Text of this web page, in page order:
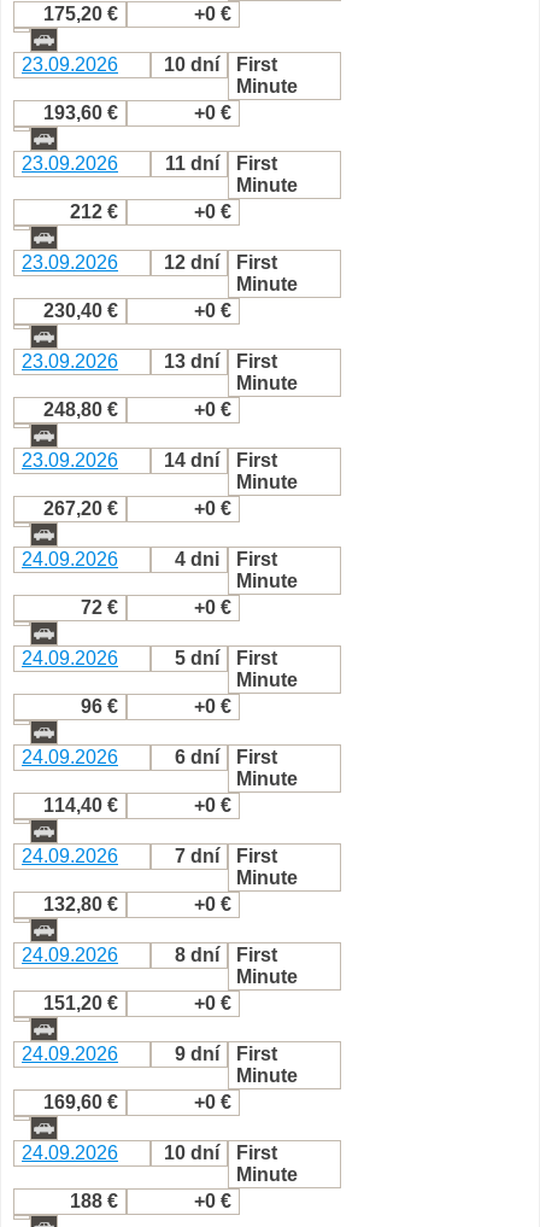
175,20 € +0 €
23.09.2026 10 dní
First
Minute
193,60 €
+0 €
23.09.2026 11 dní
First
Minute
212 €
+0 €
23.09.2026 12 dní
First
Minute
230,40 €
+0 €
23.09.2026 13 dní
First
Minute
248,80 €
+0 €
23.09.2026 14 dní
First
Minute
267,20 €
+0 €
24.09.2026 4 dni
First
Minute
72 €
+0 €
24.09.2026 5 dní
First
Minute
96 €
+0 €
24.09.2026 6 dní
First
Minute
114,40 €
+0 €
24.09.2026 7 dní
First
Minute
132,80 €
+0 €
24.09.2026 8 dní
First
Minute
151,20 €
+0 €
24.09.2026 9 dní
First
Minute
169,60 €
+0 €
24.09.2026 10 dní
First
Minute
188 €
+0 €